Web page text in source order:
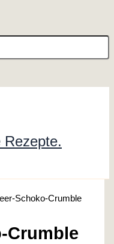
Rezepte.
Schoko-Crumble
Crumble